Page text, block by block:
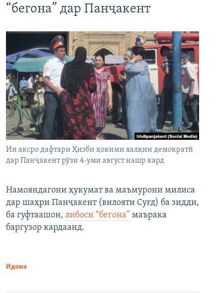
“бегона” дар Панҷакент
Ин аксро дафтари Ҳизби ҳокими халқии демократӣ
дар Панҷакент рӯзи 4-уми август нашр кард
Намояндагони ҳукумат ва маъмурони милиса
дар шаҳри Панҷакент (вилояти Суғд) ба зидди,
ба гуфтаашон, либоси “бегона” маърака
баргузор кардаанд.
Идома